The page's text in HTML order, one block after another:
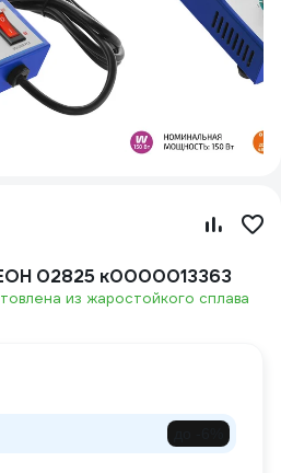
02825 к0000013363
из жаростойкого сплава